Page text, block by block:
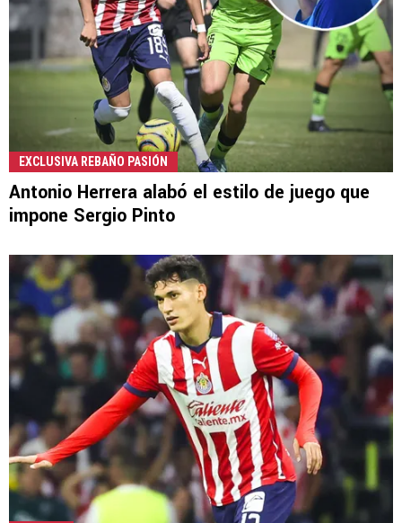
EXCLUSIVA REBAÑO PASIÓN
Antonio Herrera alabó el estilo de juego que
impone Sergio Pinto